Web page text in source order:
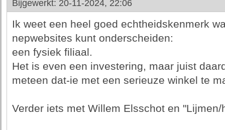
Bijgewerkt: 20-11-2024, 22:06
Ik weet een heel goed echtheidskenmerk
nepwebsites kunt onderscheiden:
een fysiek filiaal.
Het is even een investering, maar juist
meteen dat-ie met een serieuze winkel te
Verder iets met Willem Elsschot en "Lijmen/